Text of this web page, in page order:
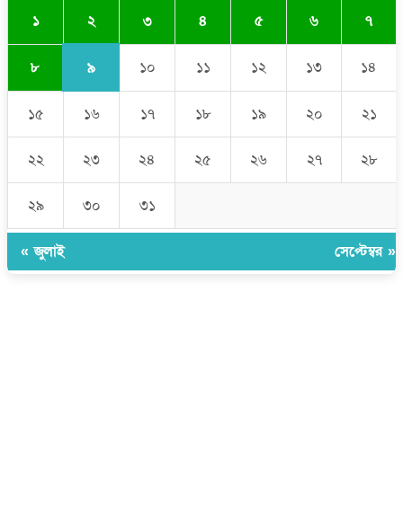
১ ২ ৩ ৪ ৫ ৬ ৭
৮ ৯ ১০ ১১ ১২ ১৩ ১৪
১৫ ১৬ ১৭ ১৮ ১৯ ২০ ২১
২২ ২৩ ২৪ ২৫ ২৬ ২৭ ২৮
২৯ ৩০ ৩১
« জুলাই সেপ্টেম্বর »